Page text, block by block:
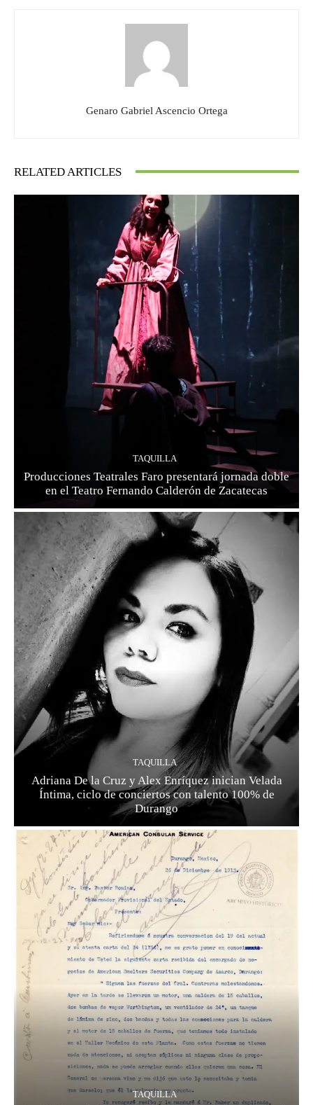
Genaro Gabriel Ascencio Ortega
RELATED ARTICLES
TAQUILLA
Producciones Teatrales Faro presentará jornada doble
en el Teatro Fernando Calderón de Zacatecas
TAQUILLA
Adriana De la Cruz y Alex Enríquez inician Velada
Íntima, ciclo de conciertos con talento 100% de
Durango
TAQUILLA